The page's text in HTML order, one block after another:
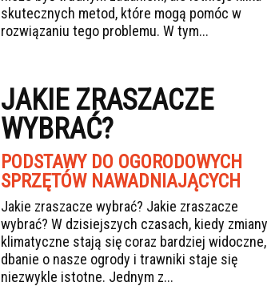
skutecznych metod, które mogą pomóc w
rozwiązaniu tego problemu. W tym...
JAKIE ZRASZACZE
WYBRAĆ?
PODSTAWY DO OGORODOWYCH
SPRZĘTÓW NAWADNIAJĄCYCH
Jakie zraszacze wybrać? Jakie zraszacze
wybrać? W dzisiejszych czasach, kiedy zmiany
klimatyczne stają się coraz bardziej widoczne,
dbanie o nasze ogrody i trawniki staje się
niezwykle istotne. Jednym z...